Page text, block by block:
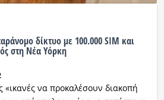
δίκτυο με 100.000 SIM και
στη Νέα Υόρκη
«ικανές να προκαλέσουν διακοπή